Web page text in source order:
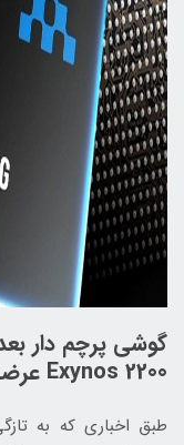
گوشی پرچم‌ دار
Exynos 2200 عرضه خواهد شد
طبق اخباری که به